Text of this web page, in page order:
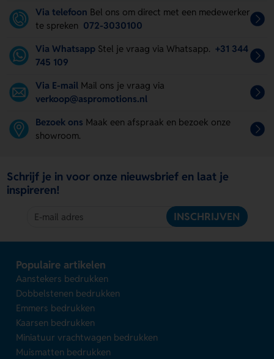
Via telefoon Bel ons om direct met een medewerker
te spreken 072-3030100
Via Whatsapp Stel je vraag via Whatsapp. +31 344
745 109
Via E-mail Mail ons je vraag via
verkoop@aspromotions.nl
Bezoek ons Maak een afspraak en bezoek onze
showroom.
Schrijf je in voor onze nieuwsbrief en laat je
inspireren!
INSCHRIJVEN
Populaire artikelen
Aanstekers bedrukken
Dobbelstenen bedrukken
Emmers bedrukken
Kaarsen bedrukken
Miniatuur vrachtwagen bedrukken
Muismatten bedrukken